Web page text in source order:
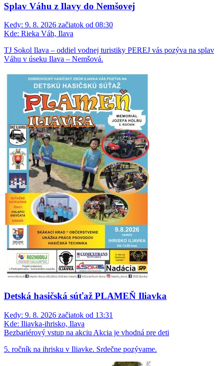
Splav Váhu z Ilavy do Nemšovej
Kedy: 9. 8. 2026 začiatok od 08:30
Kde: Rieka Váh, Ilava
TJ Sokol Ilava – oddiel vodnej turistiky PEREJ vás pozýva na splav
Váhu v úseku Ilava – Nemšová.
Detská hasičská súťaž PLAMEŇ Iliavka
Kedy: 9. 8. 2026 začiatok od 13:31
Kde: Iliavka-ihrisko, Ilava
Bezbariérový vstup na akciu Akcia je vhodná pre deti
5. ročník na ihrisku v Iliavke. Srdečne pozývame.